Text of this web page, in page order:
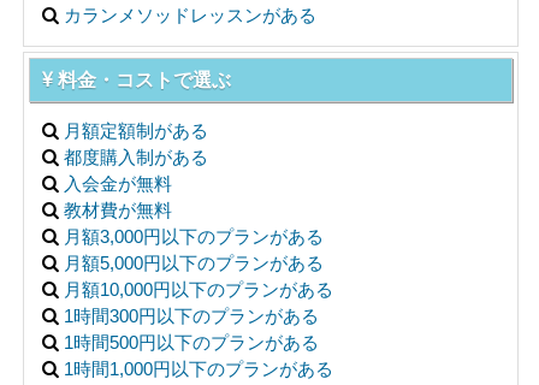
カランメソッドレッスンがある
料金・コストで選ぶ
月額定額制がある
都度購入制がある
入会金が無料
教材費が無料
月額3,000円以下のプランがある
月額5,000円以下のプランがある
月額10,000円以下のプランがある
1時間300円以下のプランがある
1時間500円以下のプランがある
1時間1,000円以下のプランがある